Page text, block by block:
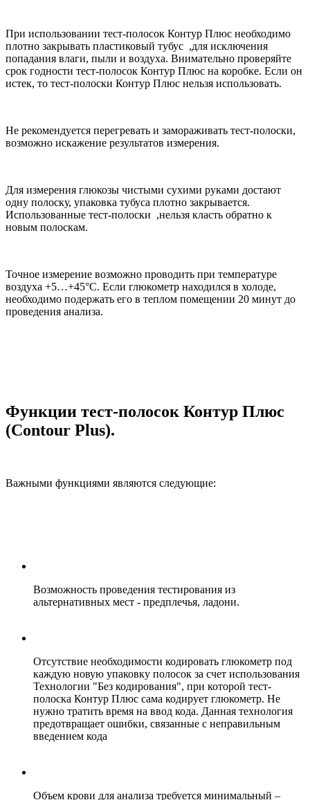
При использовании тест-полосок Контур Плюс необходимо
плотно закрывать пластиковый тубус ,для исключения
попадания влаги, пыли и воздуха. Внимательно проверяйте
срок годности тест-полосок Контур Плюс на коробке. Если он
истек, то тест-полоски Контур Плюс нельзя использовать.
Не рекомендуется перегревать и замораживать тест-полоски,
возможно искажение результатов измерения.
Для измерения глюкозы чистыми сухими руками достают
одну полоску, упаковка тубуса плотно закрывается.
Использованные тест-полоски ,нельзя класть обратно к
новым полоскам.
Точное измерение возможно проводить при температуре
воздуха +5…+45°С. Если глюкометр находился в холоде,
необходимо подержать его в теплом помещении 20 минут до
проведения анализа.
Функции тест-полосок Контур Плюс
(Contour Plus).
Важными функциями являются следующие:
Возможность проведения тестирования из
альтернативных мест - предплечья, ладони.
Отсутствие необходимости кодировать глюкометр под
каждую новую упаковку полосок за счет использования
Технологии "Без кодирования", при которой тест-
полоска Контур Плюс сама кодирует глюкометр. Не
нужно тратить время на ввод кода. Данная технология
предотвращает ошибки, связанные с неправильным
введением кода
Объем крови для анализа требуется минимальный –